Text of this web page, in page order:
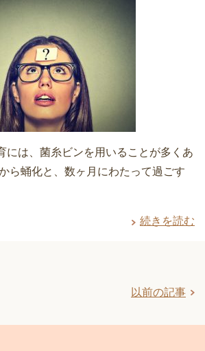
には、菌糸ビンを用いることが多くあ
ら蛹化と、数ヶ月にわたって過ごす
続きを読む
以前の記事